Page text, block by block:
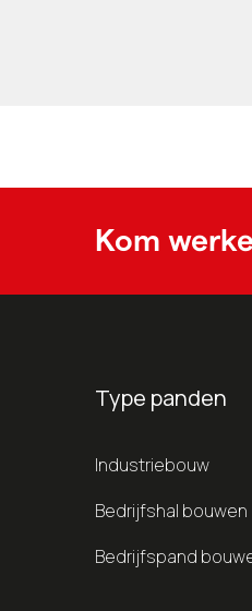
Kom
Type panden
Industriebouw
Bedrijfshal bouwen
Bedrijfspand